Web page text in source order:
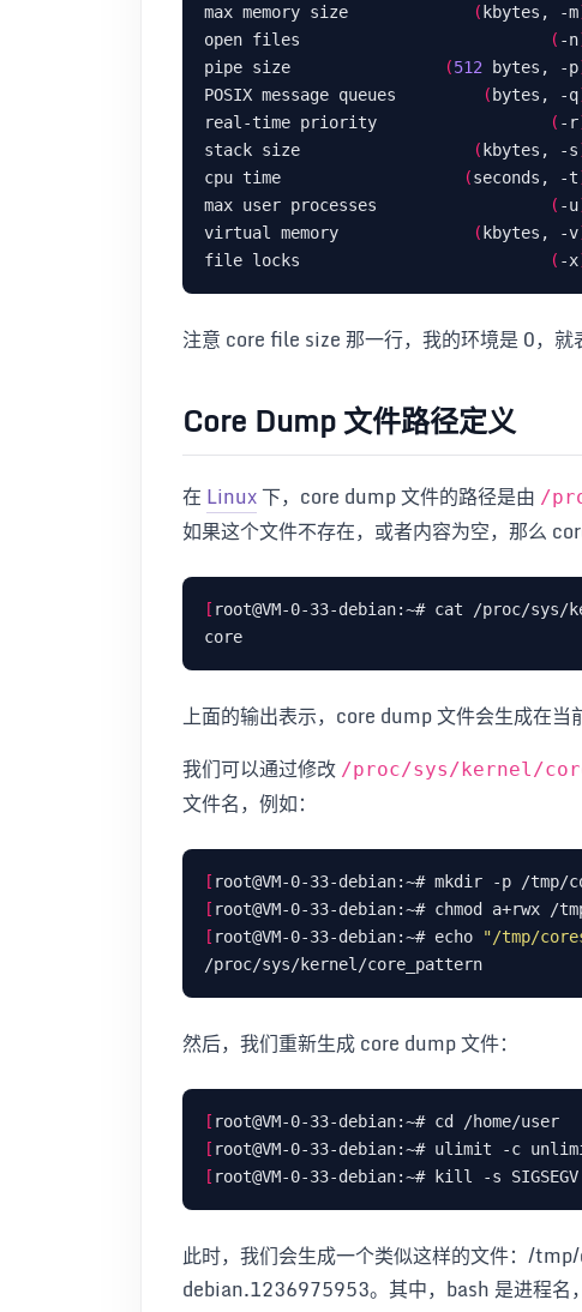
max memory size
( kbytes, -m
open files
( -n
pipe size
(512 bytes, -p
POSIX message queues
( bytes, -q
real-time priority
( -r
stack size
( kbytes, -s
cpu time
(seconds, -t
max user processes
( -u
virtual memory
( kbytes, -v
file locks
( -x
注意 core file size 那一行，我的环境是 0，就
Core Dump 文件路径定义
在 Linux下，core dump 文件的路径是由 /
如果这个文件不存在，或者内容为空，那么
[
上面的输出表示，core dump 文件会生成在当
我们可以通过修改 /proc/sys/kernel/
文件名，例如：
[
[
[ root@VM-0-33-debian:~# echo "/tmp/
然后，我们重新生成 core dump 文件：
[
[
[
此时，我们会生成一个类似这样的文件：/
debian.1236975953。其中，bash 是进程